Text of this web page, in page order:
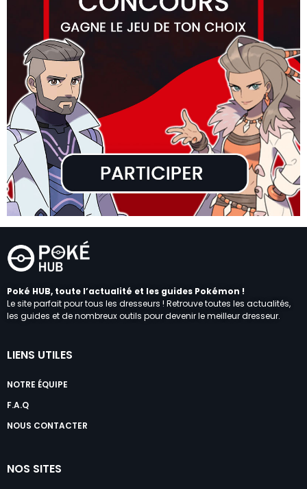
Poké HUB, toute l’actualité et les guides Pokémon !
Le site parfait pour tous les dresseurs ! Retrouve toutes les actualités,
les guides et de nombreux outils pour devenir le meilleur dresseur.
LIENS UTILES
NOTRE ÉQUIPE
F.A.Q
NOUS CONTACTER
NOS SITES